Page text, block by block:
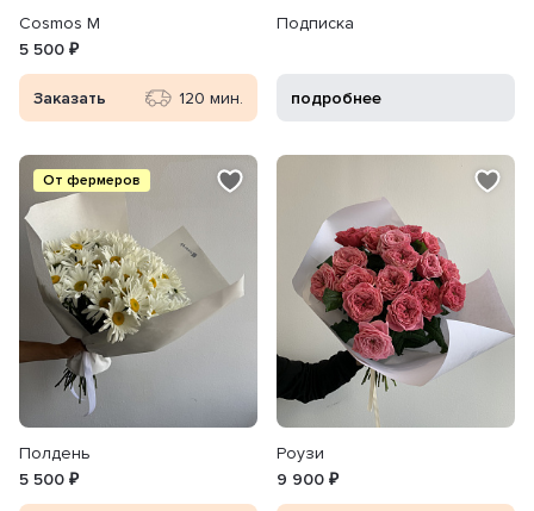
Cosmos M
5 500 ₽
Заказать 120 мин.
Подписка
подробнее
От фермеров
Полдень
5 500 ₽
Роузи
9 900 ₽